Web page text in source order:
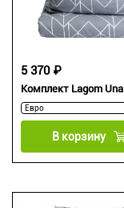
Комплект Lagom Una
5 370 ₽
В корзину